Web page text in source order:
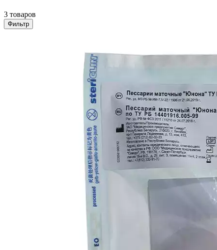
3 товаров
Фильтр